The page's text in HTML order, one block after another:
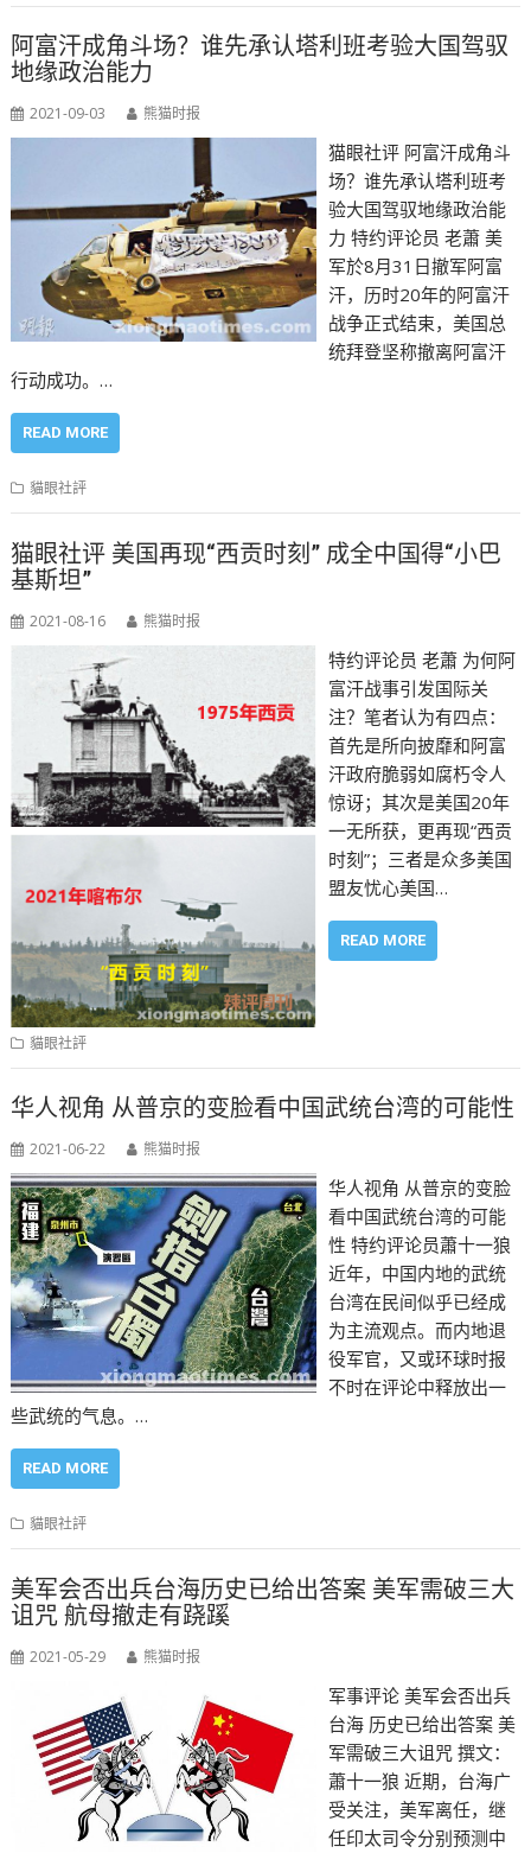
阿富汗成角斗场？谁先承认塔利班考验大国驾驭
地缘政治能力
2021-09-03 熊猫时报
猫眼社评 阿富汗成角斗
场？谁先承认塔利班考
验大国驾驭地缘政治能
力 特约评论员 老蕭 美
军於8月31日撤军阿富
汗，历时20年的阿富汗
战争正式结束，美国总
统拜登坚称撤离阿富汗
行动成功。…
READ MORE
貓眼社評
猫眼社评 美国再现“西贡时刻” 成全中国得“小巴
基斯坦”
2021-08-16 熊猫时报
特约评论员 老蕭 为何阿
富汗战事引发国际关
注？笔者认为有四点：
首先是所向披靡和阿富
汗政府脆弱如腐朽令人
惊讶；其次是美国20年
一无所获，更再现“西贡
时刻”；三者是众多美国
盟友忧心美国…
READ MORE
貓眼社評
华人视角 从普京的变脸看中国武统台湾的可能性
2021-06-22 熊猫时报
华人视角 从普京的变脸
看中国武统台湾的可能
性 特约评论员蕭十一狼
近年，中国内地的武统
台湾在民间似乎已经成
为主流观点。而内地退
役军官，又或环球时报
不时在评论中释放出一
些武统的气息。…
READ MORE
貓眼社評
美军会否出兵台海历史已给出答案 美军需破三大
诅咒 航母撤走有跷蹊
2021-05-29 熊猫时报
军事评论 美军会否出兵
台海 历史已给出答案 美
军需破三大诅咒 撰文：
蕭十一狼 近期，台海广
受关注，美军离任，继
任印太司令分别预测中